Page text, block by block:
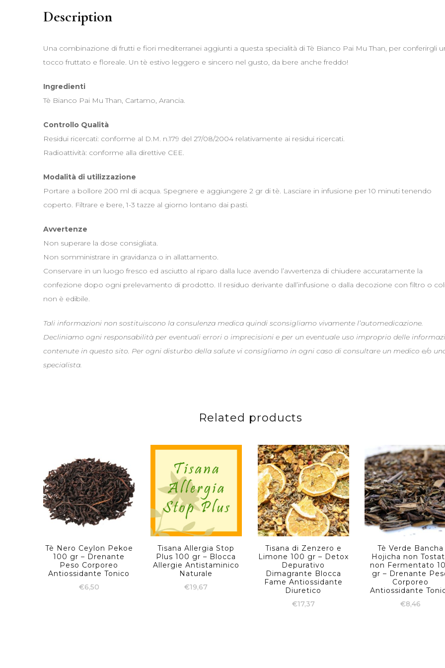
Description
Una combinazione di frutti e fiori mediterranei aggiunti a questa specialità di Tè Bianco Pai Mu Than, per conferirgli
tocco fruttato e floreale. Un tè estivo leggero e sincero nel gusto, da bere anche freddo!
Ingredienti
Tè Bianco Pai Mu Than, Cartamo, Arancia.
Controllo Qualità
Residui ricercati: conforme al D.M. n.179 del 27/08/2004 relativamente ai residui ricercati.
Radioattività: conforme alla direttive CEE.
Modalità di utilizzazione
Portare a bollore 200 ml di acqua. Spegnere e aggiungere 2 gr di tè. Lasciare in infusione per 10 minuti tenendo
coperto. Filtrare e bere, 1-3 tazze al giorno lontano dai pasti.
Avvertenze
Non superare la dose consigliata.
Non somministrare in gravidanza o in allattamento.
Conservare in un luogo fresco ed asciutto al riparo dalla luce avendo l’avvertenza di chiudere accuratamente la
confezione dopo ogni prelevamento di prodotto. Il residuo derivante dall’infusione o dalla decozione con filtro o
non è edibile.
Tali informazioni non sostituiscono la consulenza medica quindi sconsigliamo vivamente l’automedicazione.
Decliniamo ogni responsabilità per eventuali errori o imprecisioni e per un eventuale uso improprio delle
contenute in questo sito. Per ogni disturbo della salute vi consigliamo in ogni caso di consultare un medico e/o
specialista.
Related products
Tè Nero Ceylon Pekoe
100 gr – Drenante
Peso Corporeo
Antiossidante Tonico
€6,50
Tisana Allergia Stop
Plus 100 gr – Blocca
Allergie Antistaminico
Naturale
€19,67
Tisana di Zenzero e
Limone 100 gr – Detox
Depurativo
Dimagrante Blocca
Fame Antiossidante
Diuretico
€17,37
Tè Verde Bancha
Hojicha non
non Fermentato
gr – Drenante
Corporeo
Antiossidante
€8,46